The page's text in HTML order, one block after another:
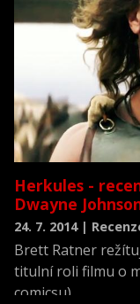
Herkules -
Dwayne
24. 7. 2014 |
Brett Ratner
titulní roli filmu o
comicsu).